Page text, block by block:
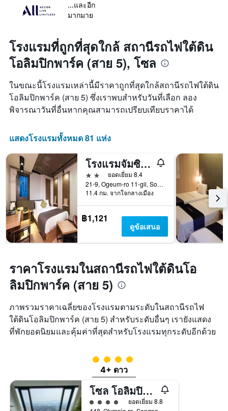
...และอีก
มากมาย
โรงแรมที่ถูกที่สุดใกล้ สถานีรถไฟใต้ดิน
โอลิมปิกพาร์ค (สาย 5), โซล
ในขณะนี้โรงแรมเหล่านี้มีราคาถูกที่สุดใกล้สถานีรถไฟใต้ดิน
โอลิมปิกพาร์ค (สาย 5) ซึ่งเราพบสำหรับวันที่เลือก ลอง
พิจารณาวันที่อื่นหากคุณสามารถเปรียบเทียบราคาได้
แสดงโรงแรมทั้งหมด 81 แห่ง
โรงแรมจัมซิล ดีไลท์
2 ดาว
ยอดเยี่ยม 8.4
21-9, Ogeum-ro 11-gil, Songpa-gu, โซล, เกาหลีใต้
11.4 กม. จากใจกลางเมือง
฿1,121
ดูข้อเสนอ
ราคาโรงแรมในสถานีรถไฟใต้ดินโอ
ลิมปิกพาร์ค (สาย 5)
ภาพรวมราคาเฉลี่ยของโรงแรมตามระดับในสถานีรถไฟ
ใต้ดินโอลิมปิกพาร์ค (สาย 5) สำหรับระดับอื่นๆ เรายังแสดง
ที่พักยอดนิยมและคุ้มค่าที่สุดสำหรับโรงแรมทุกระดับอีกด้วย
ให้ 4 ดาว
4+ ดาว
โซล โอลิมปิก พาร์คเทล
ให้ 4 ดาว
ยอดเยี่ยม 8.8